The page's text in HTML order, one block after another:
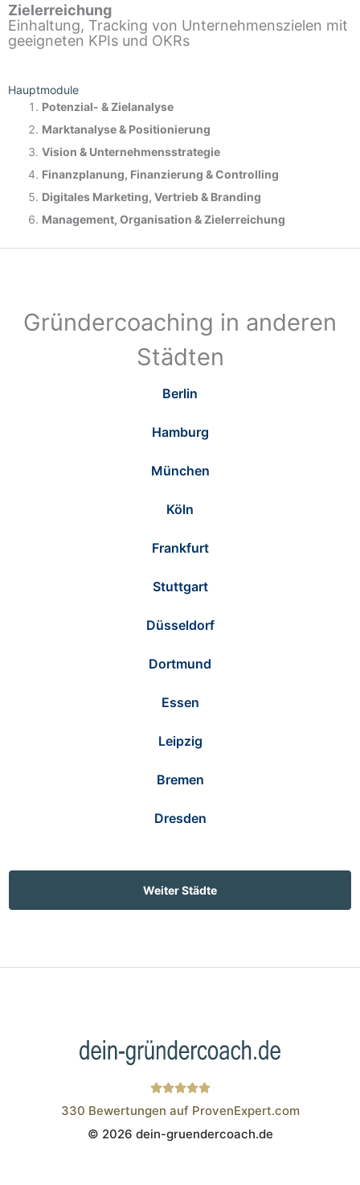
Zielerreichung
Einhaltung, Tracking von Unternehmenszielen mit
geeigneten KPIs und OKRs
Hauptmodule
Potenzial- &Zielanalyse
Marktanalyse & Positionierung
Vision & Unternehmensstrategie
Finanzplanung, Finanzierung & Controlling
Digitales Marketing, Vertrieb & Branding
Management, Organisation & Zielerreichung
Gründercoaching in anderen
Städten
Berlin
Hamburg
München
Köln
Frankfurt
Stuttgart
Düsseldorf
Dortmund
Essen
Leipzig
Bremen
Dresden
Weiter Städte
Wistor GmbH
330 Bewertungen auf ProvenExpert.com
© 2026 dein-gruendercoach.de